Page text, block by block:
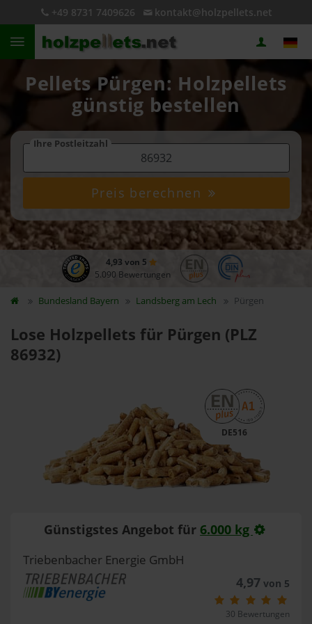
+49 8731 7409626 kontakt@holzpellets.net
Pellets Pürgen: Holzpellets
günstig bestellen
Ihre Postleitzahl
Preis berechnen
4,93 von 5
5.090 Bewertungen
Bundesland Bayern Landsberg am Lech Pürgen
Lose Holzpellets für Pürgen (PLZ
86932)
DE516
Günstigstes Angebot für 6.000 kg
Triebenbacher Energie GmbH
4,97von 5
30 Bewertungen